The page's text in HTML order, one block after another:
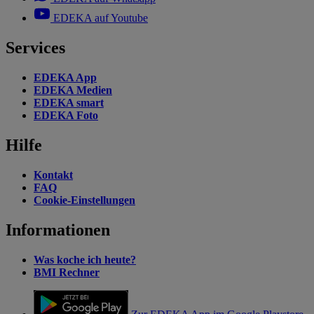
EDEKA auf Youtube
Services
EDEKA App
EDEKA Medien
EDEKA smart
EDEKA Foto
Hilfe
Kontakt
FAQ
Cookie-Einstellungen
Informationen
Was koche ich heute?
BMI Rechner